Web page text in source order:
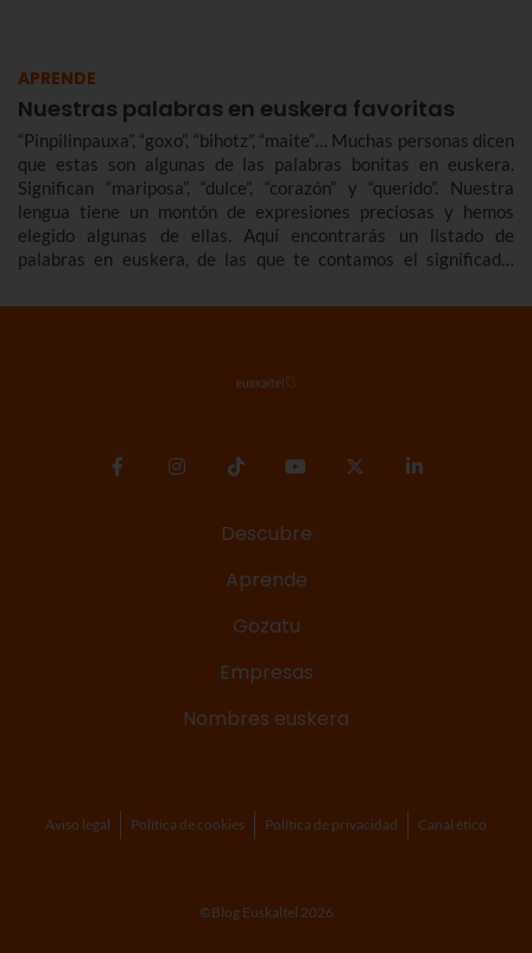
APRENDE
Nuestras palabras en euskera favoritas
“Pinpilinpauxa”, “goxo”, “bihotz”, “maite”… Muchas personas dicen
que estas son algunas de las palabras bonitas en euskera.
Significan “mariposa”, “dulce”, “corazón” y “querido”. Nuestra
lengua tiene un montón de expresiones preciosas y hemos
elegido algunas de ellas. Aquí encontrarás un listado de
palabras en euskera, de las que te contamos el significado.
raras, básicas… que ampliarán tu vocabulario en euskera.
Descubre
Aprende
Gozatu
Empresas
Nombres euskera
Aviso legal Política de cookies Política de privacidad Canal ético
©Blog Euskaltel 2026